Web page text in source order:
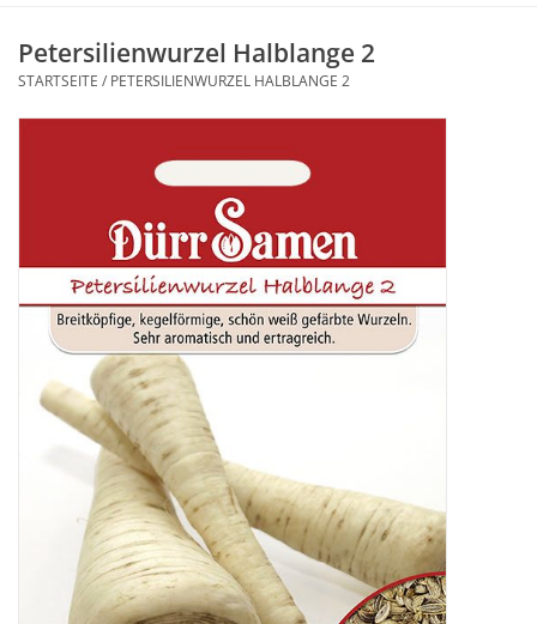
Kräuter
Geschenkideen
Katalog
Petersilienwurzel Halblange 2
STARTSEITE / PETERSILIENWURZEL HALBLANGE 2